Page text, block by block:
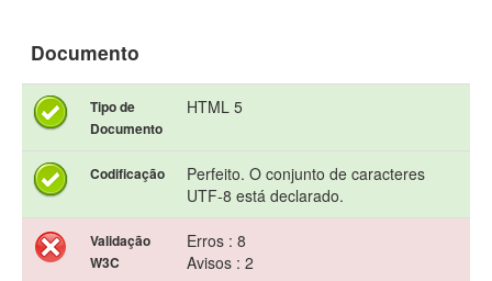
Documento
Tipo de
Documento
HTML 5
Codificação
Perfeito. O conjunto de caracteres
UTF-8 está declarado.
Validação
W3C
Erros : 8
Avisos : 2